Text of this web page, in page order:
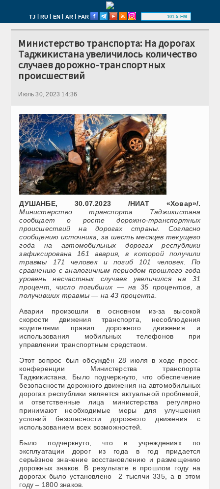
TJ | RU | EN | AR | FAR 101.5 FM
Министерство транспорта: На дорогах
Таджикистана увеличилось количество
случаев дорожно-транспортных
происшествий
Июль 30, 2023 14:36
ДУШАНБЕ, 30.07.2023 /НИАТ «Ховар»/.
Министерство транспорта Таджикистана
сообщает о росте дорожно-транспортных
происшествий на дорогах страны. Согласно
сообщению источника, за шесть месяцев текущего
года на автомобильных дорогах республики
зафиксирована 161 авария, в которой получили
травмы 171 человек и погиб 101 человек. По
сравнению с аналогичным периодом прошлого года
уровень несчастных случаев увеличился на 31
процент, число погибших — на 35 процентов, а
получивших травмы — на 43 процента.
Аварии произошли в основном из-за высокой
скорости движения транспорта, несоблюдения
водителями правил дорожного движения и
использования мобильных телефонов при
управлении транспортным средством.
Этот вопрос был обсуждён 28 июля в ходе пресс-
конференции Министерства транспорта
Таджикистана. Было подчеркнуто, что обеспечение
безопасности дорожного движения на автомобильных
дорогах республики является актуальной проблемой,
и ответственные лица министерства регулярно
принимают необходимые меры для улучшения
условий безопасности дорожного движения с
использованием всех возможностей.
Было подчеркнуто, что в учреждениях по
эксплуатации дорог из года в год придается
серьёзное значение восстановлению и размещению
дорожных знаков. В результате в прошлом году на
дорогах было установлено 2 тысячи 335, а в этом
году – 1800 знаков.